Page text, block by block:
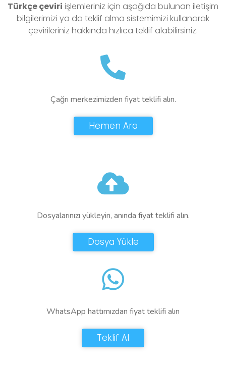
Türkçeçeviri işlemleriniz için aşağıda bulunan iletişim
bilgilerimizi ya da teklif alma sistemimizi kullanarak
çevirileriniz hakkında hızlıca teklif alabilirsiniz.
Çağrı merkezimizden fiyat teklifi alın.
Hemen Ara
Dosyalarınızı yükleyin, anında fiyat teklifi alın.
Dosya Yükle
WhatsApp hattımızdan fiyat teklifi alın
Teklif Al